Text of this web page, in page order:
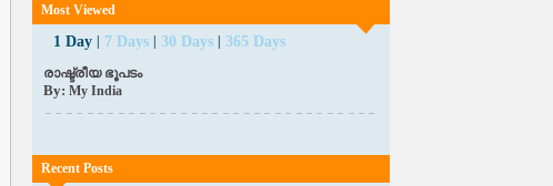
Most Viewed
1 Day 7 Days 30 Days 365 Days
രാഷ്ട്രീയ ഭൂപടം
By: My India
Recent Posts